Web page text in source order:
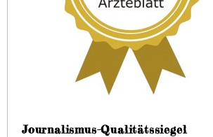
Journalismus-Qualitätssiegel